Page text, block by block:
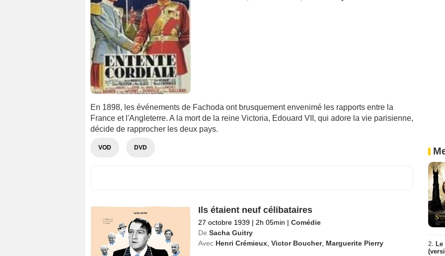
En 1898, les événements de Fachoda ont brusquement envenimé les rapports entre la
France et l'Angleterre. A la mort de la reine Victoria, Edouard VII, qui adore la vie parisienne,
décide de rapprocher les deux pays.
VOD DVD
Ils étaient neuf célibataires
27 octobre 1939 | 2h 05min | Comédie
De Sacha Guitry
Avec Henri Crémieux, Victor Boucher, Marguerite Pierry 2.